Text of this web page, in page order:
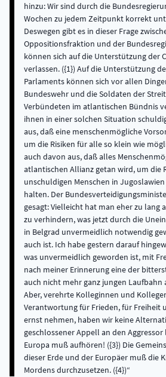
hinzu: Wir sind durch die
Wochen zu jedem Zeitpunkt korrekt
Deswegen gibt es in dieser Frage
Oppositionsfraktion und der
können sich auf die Unterstützung der
verlassen. ({1}) Auf die Unterstützung
Parlaments können sich vor allen
Bundeswehr und die Soldaten der
Verbündeten im atlantischen Bündnis
ihnen in einer solchen Situation
aus, daß eine menschenmögliche
um die Risiken für alle so klein wie
auch davon aus, daß alles
atlantischen Allianz getan wird, um die
unschuldigen Menschen in
halten. Der
gesagt: Vielleicht hat man eher zu lang
zu verhindern, was jetzt durch die
in Belgrad unvermeidlich notwendig
auch ist. Ich habe gestern darauf
was unvermeidlich geworden ist, mit
nach meiner Erinnerung eine der
auch nicht mehr ganz jungen Laufbahn
Aber, verehrte Kolleginnen und
Verantwortung für Frieden, für Freiheit
ernst nehmen, haben wir keine
geschlossener Appell an den
Europa muß aufhören! ({3}) Die
dieser Erde und der Europäer muß die
Mordens durchzusetzen. ({4})